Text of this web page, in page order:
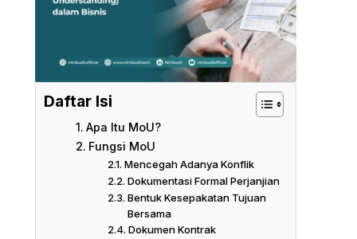
Daftar Isi
Apa Itu MoU?
Fungsi MoU
Mencegah Adanya Konflik
Dokumentasi Formal Perjanjian
Bentuk Kesepakatan Tujuan
Bersama
Dokumen Kontrak